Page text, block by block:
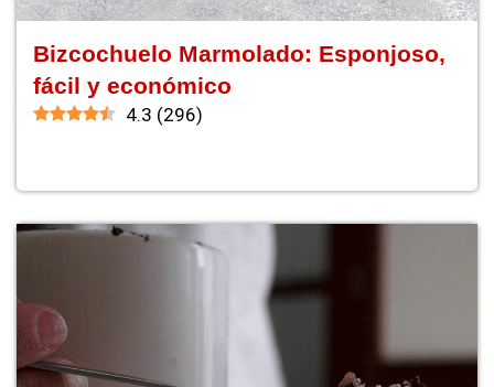
Bizcochuelo Marmolado: Esponjoso,
fácil y económico
4.3 (296)